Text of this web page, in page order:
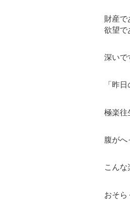
財産で
欲望で
深いで
「昨
極楽往
腹がへ
こん
おそら